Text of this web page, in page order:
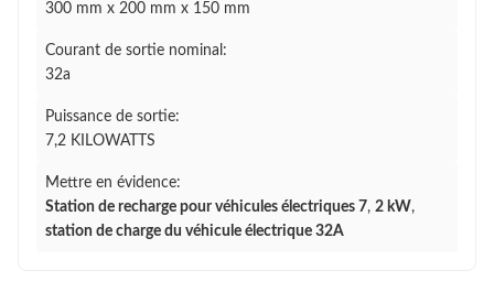
300 mm x 200 mm x 150 mm
Courant de sortie nominal:
32a
Puissance de sortie:
7,2 KILOWATTS
Mettre en évidence:
Station de recharge pour véhicules électriques 7, 2 kW,
station de charge du véhicule électrique 32A